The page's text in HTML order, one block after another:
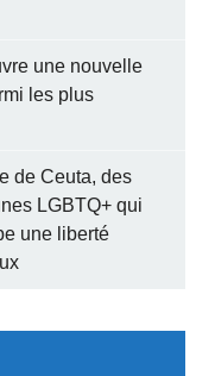
une nouvelle
les plus
de Ceuta, des
LGBTQ+ qui
une liberté